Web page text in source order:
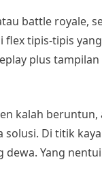
battle royale,
flex tipis-tipis
plus
kalah beruntun,
Di titik
Yang